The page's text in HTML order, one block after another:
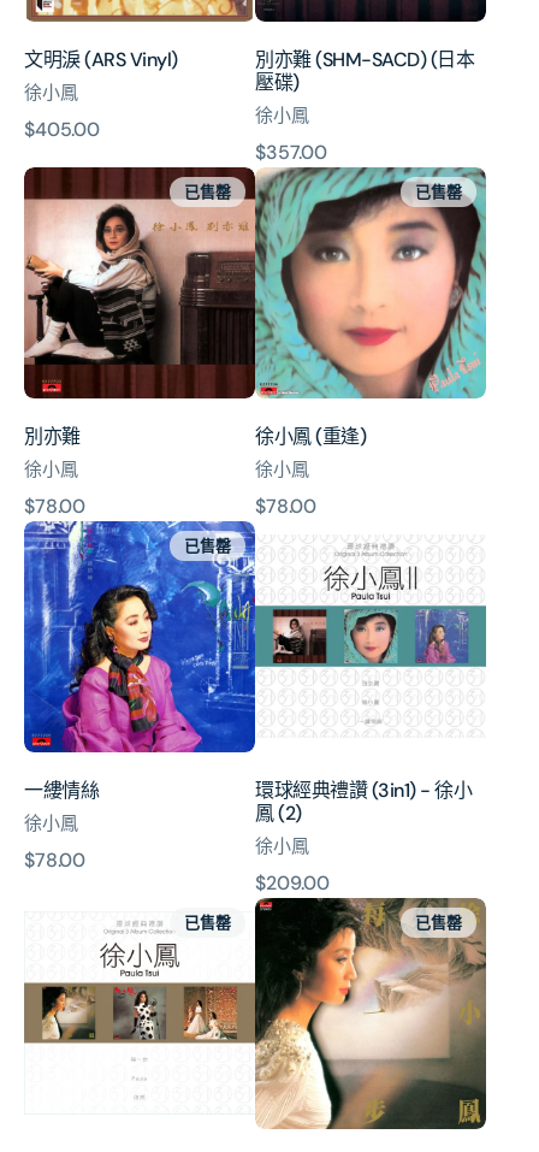
文明淚 (ARS Vinyl)
徐小鳳
原
$405.00
碟)
別亦難 (SHM-SACD) (日本
壓碟)
徐小鳳
原
價
$357.00
別
亦
難
已售罄
別亦難
徐小鳳
原
價
$78.00
徐
小
鳳
(重
逢)
已售罄
徐小鳳 (重逢)
徐小鳳
原
價
$78.00
一
縷
情
絲
已售罄
一縷情絲
徐小鳳
原
$78.00
環
球
經
典
禮
讚
(3in1)
-
徐
鳳
(2)
環球經典禮讚 (3in1) - 徐小
鳳 (2)
徐小鳳
原
價
$209.00
環
典
讚
徐
已售罄
每
步
(環
球
經
典
禮
讚)
已售罄